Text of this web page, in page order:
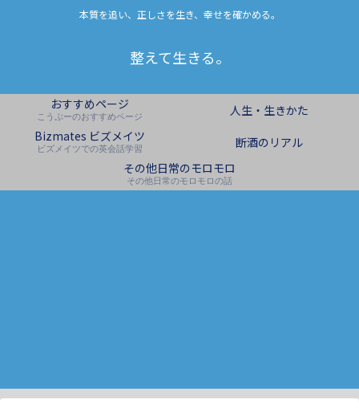
本質を追い、正しさを生き、幸せを確かめる。
整えて生きる。
おすすめページ
こうぷーのおすすめページ
人生・生きかた
Bizmates ビズメイツ
ビズメイツでの英会話学習
断酒のリアル
その他日常のモロモロ
その他日常のモロモロの話